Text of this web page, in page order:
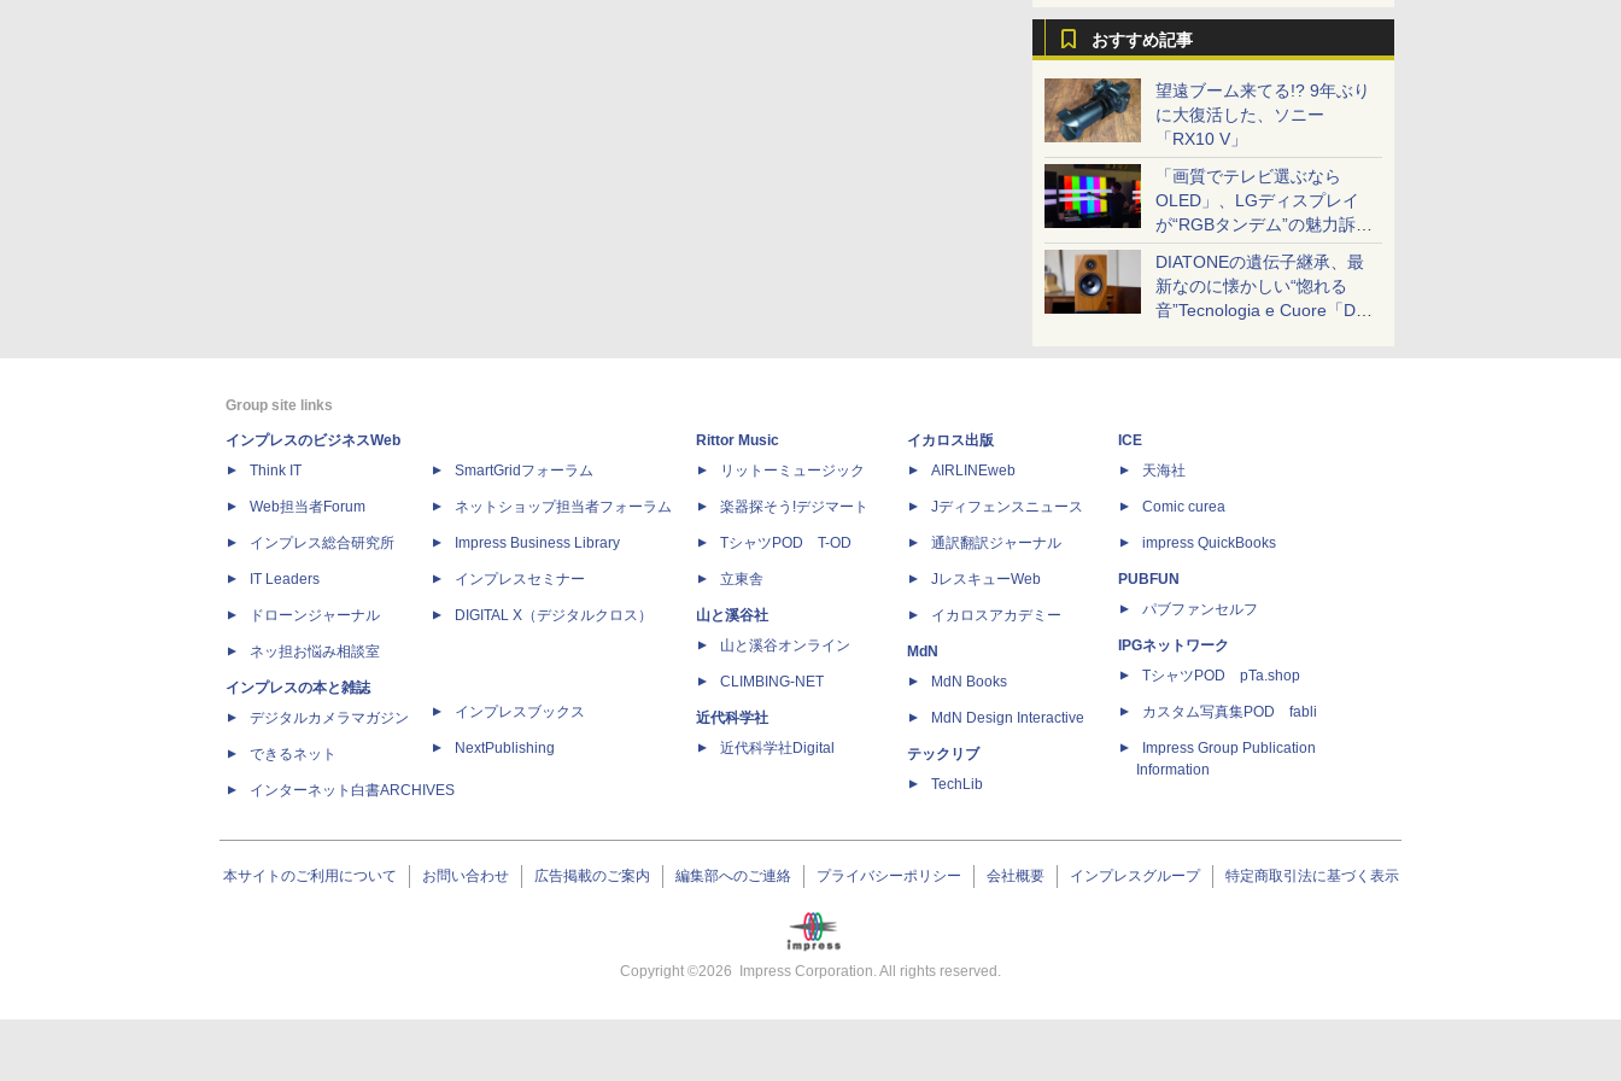
おすすめ記事
望遠ブーム来てる!? 9年ぶり
に大復活した、ソニー
「RX10 V」
「画質でテレビ選ぶなら
OLED」、LGディスプレイ
が“RGBタンデム”の魅力訴
求。液晶とのガチ比較も
DIATONEの遺伝子継承、最
新なのに懐かしい“惚れる
音”Tecnologia e Cuore「DS-
Group site links
インプレスのビジネスWeb
Think IT
Web担当者Forum
インプレス総合研究所
IT Leaders
ドローンジャーナル
ネッ担お悩み相談室
インプレスの本と雑誌
デジタルカメラマガジン
できるネット
インターネット白書ARCHIVES
SmartGridフォーラム
ネットショップ担当者フォーラム
Impress Business Library
インプレスセミナー
DIGITAL X（デジタルクロス）
インプレスブックス
NextPublishing
Rittor Music
リットーミュージック
楽器探そう!デジマート
TシャツPOD T-OD
立東舎
山と溪谷社
山と溪谷オンライン
CLIMBING-NET
近代科学社
近代科学社Digital
イカロス出版
AIRLINEweb
Jディフェンスニュース
通訳翻訳ジャーナル
JレスキューWeb
イカロスアカデミー
MdN
MdN Books
MdN Design Interactive
テックリブ
TechLib
ICE
天海社
Comic curea
impress QuickBooks
PUBFUN
パブファンセルフ
IPGネットワーク
TシャツPOD pTa.shop
カスタム写真集POD fabli
Impress Group Publication
Information
本サイトのご利用について お問い合わせ 広告掲載のご案内 編集部へのご連絡 プライバシーポリシー 会社概要 インプレスグループ 特定商取引法に基づく表示
Copyright ©2026 Impress Corporation. All rights reserved.